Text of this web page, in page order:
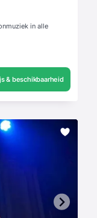
in alle
& beschikbaarheid